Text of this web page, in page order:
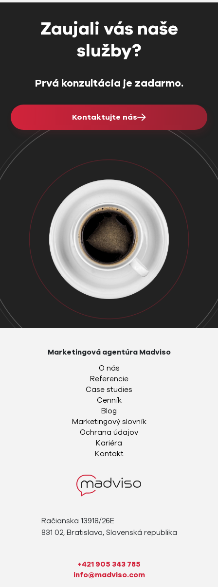
Zaujali vás naše
služby?
Prvá konzultácia je zadarmo.
Kontaktujte nás
Račianska 13918/26E
831 02, Bratislava, Slovenská republika
+421 905 343 785
info@madviso.com
Marketingová agentúra Madviso
O nás
Referencie
Case studies
Cenník
Blog
Marketingový slovník
Ochrana údajov
Kariéra
Kontakt